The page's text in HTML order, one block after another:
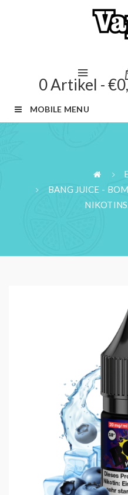
0 Artikel -
MOBILE MENU
BANG JUICE -